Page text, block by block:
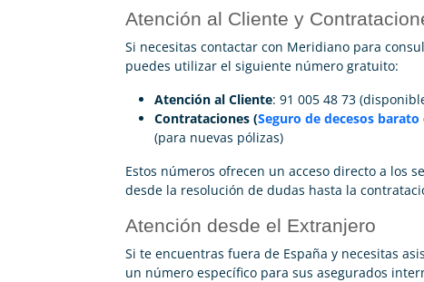
Atención al Cliente y
Si necesitas contactar con Meridiano para
puedes utilizar el siguiente número gratuito:
Atención al Cliente: 91 005 48 73
Contrataciones (Seguro de decesos barato
(para nuevas pólizas)
Estos números ofrecen un acceso directo a los
desde la resolución de dudas hasta la
Atención desde el Extranjero
Si te encuentras fuera de España y necesitas
un número específico para sus asegurados